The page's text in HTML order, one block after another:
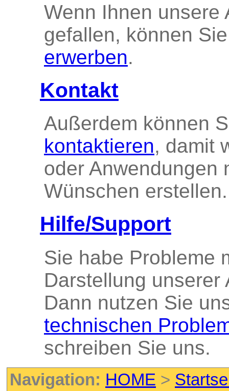
Wenn Ihnen unsere
gefallen, können
erwerben.
Kontakt
Außerdem können
kontaktieren, damit
oder Anwendungen
Wünschen erstellen.
Hilfe/Support
Sie habe Probleme
Darstellung unserer
Dann nutzen Sie
technischen
schreiben Sie uns.
Navigation: HOME >